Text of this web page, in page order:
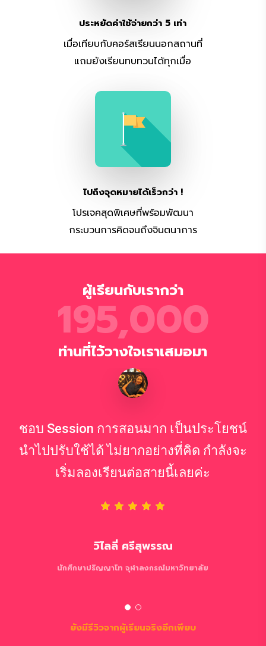
ประหยัดค่าใช้จ่ายกว่า 5 เท่า
เมื่อเทียบกับคอร์สเรียนนอกสถานที่
แถมยังเรียนทบทวนได้ทุกเมื่อ
ไปถึงจุดหมายได้เร็วกว่า !
โปรเจคสุดพิเศษที่พร้อมพัฒนา
กระบวนการคิดจนถึงจินตนาการ
ผู้เรียนกับเรากว่า
195,000
ท่านที่ไว้วางใจเราเสมอมา
ชอบ Session การสอนมาก เป็นประโยชน์
นำไปปรับใช้ได้ ไม่ยากอย่างที่คิด กำลังจะ
เริ่มลองเรียนต่อสายนี้เลยค่ะ
วิไลลี่ ศรีสุพรรณ
นักศึกษาปริญญาโท จุฬาลงกรณ์มหาวิทยาลัย
ยังมีรีวิวจากผู้เรียนจริงอีกเพียบ